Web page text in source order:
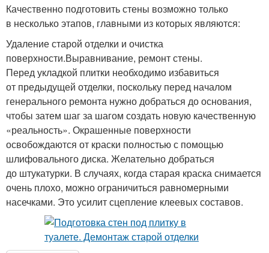
Качественно подготовить стены возможно только
в несколько этапов, главными из которых являются:
Удаление старой отделки и очистка
поверхности.Выравнивание, ремонт стены.
Перед укладкой плитки необходимо избавиться
от предыдущей отделки, поскольку перед началом
генерального ремонта нужно добраться до основания,
чтобы затем шаг за шагом создать новую качественную
«реальность». Окрашенные поверхности
освобождаются от краски полностью с помощью
шлифовального диска. Желательно добраться
до штукатурки. В случаях, когда старая краска снимается
очень плохо, можно ограничиться равномерными
насечками. Это усилит сцепление клеевых составов.